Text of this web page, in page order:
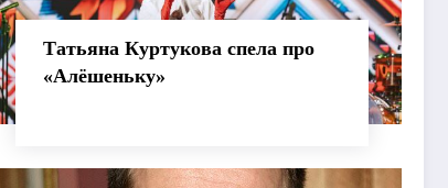
Татьяна Куртукова спела про
«Алёшеньку»